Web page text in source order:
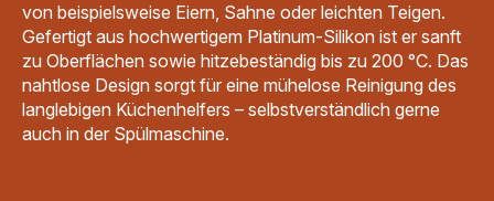
von beispielsweise Eiern, Sahne oder leichten Teigen.
Gefertigt aus hochwertigem Platinum-Silikon ist er sanft
zu Oberflächen sowie hitzebeständig bis zu 200 °C. Das
nahtlose Design sorgt für eine mühelose Reinigung des
langlebigen Küchenhelfers – selbstverständlich gerne
auch in der Spülmaschine.